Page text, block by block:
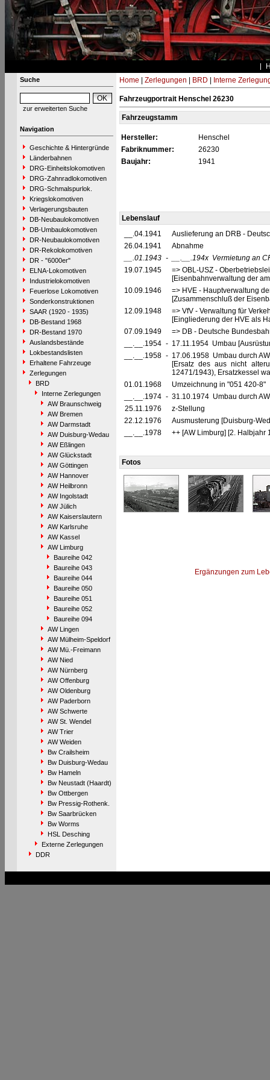
Suche
zur erweiterten Suche
Navigation
Geschichte & Hintergründe
Länderbahnen
DRG-Einheitslokomotiven
DRG-Zahnradlokomotiven
DRG-Schmalspurlok.
Kriegslokomotiven
Verlagerungsbauten
DB-Neubaulokomotiven
DB-Umbaulokomotiven
DR-Neubaulokomotiven
DR-Rekolokomotiven
DR - "6000er"
ELNA-Lokomotiven
Industrielokomotiven
Feuerlose Lokomotiven
Sonderkonstruktionen
SAAR (1920 - 1935)
DB-Bestand 1968
DR-Bestand 1970
Auslandsbestände
Lokbestandslisten
Erhaltene Fahrzeuge
Zerlegungen
BRD
Interne Zerlegungen
AW Braunschweig
AW Bremen
AW Darmstadt
AW Duisburg-Wedau
AW Eßlingen
AW Glückstadt
AW Göttingen
AW Hannover
AW Heilbronn
AW Ingolstadt
AW Jülich
AW Kaiserslautern
AW Karlsruhe
AW Kassel
AW Limburg
Baureihe 042
Baureihe 043
Baureihe 044
Baureihe 050
Baureihe 051
Baureihe 052
Baureihe 094
AW Lingen
AW Mülheim-Speldorf
AW Mü.-Freimann
AW Nied
AW Nürnberg
AW Offenburg
AW Oldenburg
AW Paderborn
AW Schwerte
AW St. Wendel
AW Trier
AW Weiden
Bw Crailsheim
Bw Duisburg-Wedau
Bw Hameln
Bw Neustadt (Haardt)
Bw Ottbergen
Bw Pressig-Rothenk.
Bw Saarbrücken
Bw Worms
HSL Desching
Externe Zerlegungen
DDR
Home Zerlegungen BRD Interne
Fahrzeugportrait Henschel 26230
Fahrzeugstamm
Hersteller:
Henschel
Fabriknummer:
26230
Baujahr:
1941
Lebenslauf
__.04.1941
Auslieferung an DRB -
26.04.1941
Abnahme
__.01.1943 - __.__.194x Vermietung an
19.07.1945
=> OBL-USZ -
[Eisenbahnverwaltung der
10.09.1946
=> HVE - Hauptverwaltung
[Zusammenschluß der
12.09.1948
=> VfV - Verwaltung für
[Eingliederung der HVE als
07.09.1949
=> DB - Deutsche
__.__.1954 - 17.11.1954 Umbau
__.__.1958 - 17.06.1958 Umbau durch
[Ersatz des aus nicht
12471/1943), Ersatzkessel
01.01.1968
Umzeichnung in "051 420-8"
__.__.1974 - 31.10.1974 Umbau durch
25.11.1976
z-Stellung
22.12.1976
Ausmusterung [Duisburg-
__.__.1978
++ [AW Limburg] [2. Halbjahr
Fotos
Ergänzungen zum